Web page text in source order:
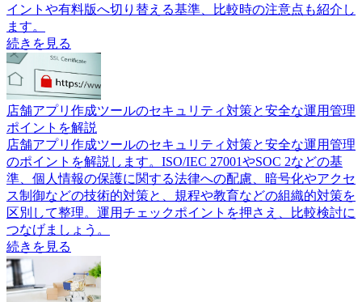
イントや有料版へ切り替える基準、比較時の注意点も紹介し
ます。
続きを見る
店舗アプリ作成ツールのセキュリティ対策と安全な運用管理
ポイントを解説
店舗アプリ作成ツールのセキュリティ対策と安全な運用管理
のポイントを解説します。ISO/IEC 27001やSOC 2などの基
準、個人情報の保護に関する法律への配慮、暗号化やアクセ
ス制御などの技術的対策と、規程や教育などの組織的対策を
区別して整理。運用チェックポイントを押さえ、比較検討に
つなげましょう。
続きを見る